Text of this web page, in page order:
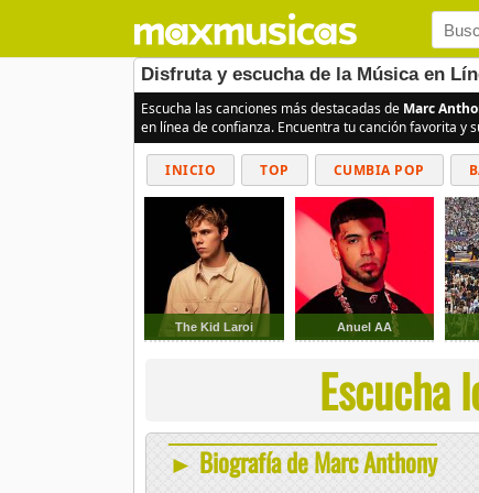
Disfruta y escucha de la Música en
Escucha las canciones más destacadas de Marc
en línea de confianza. Encuentra tu canción favorita y
INICIO TOP CUMBIA POP
The Kid Laroi Anuel AA
Escucha
► Biografía de Marc Anthony